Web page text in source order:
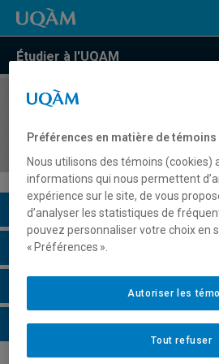
Étudier à l'UQAM
COURS//
seconde
Description du cours
Horaire - Été 2026
Horaire - Automne 2026
Horaire - Hiver 2027
Préférences en matière de témoins
Nous utilisons des témoins (cookies)
informations qui nous permettent
expérience sur le site, de vous
d’analyser les statistiques de
pouvez personnaliser votre choix en
« Préférences ».
Tout refuser
Autoriser les